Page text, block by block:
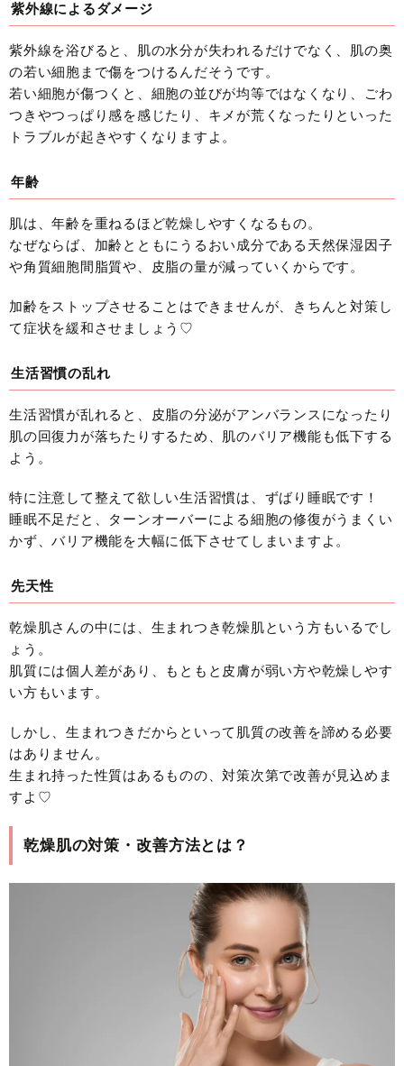
紫外線によるダメージ
紫外線を浴びると、肌の水分が失われるだけでなく、肌の奥
の若い細胞まで傷をつけるんだそうです。
若い細胞が傷つくと、細胞の並びが均等ではなくなり、ごわ
つきやつっぱり感を感じたり、キメが荒くなったりといった
トラブルが起きやすくなりますよ。
年齢
肌は、年齢を重ねるほど乾燥しやすくなるもの。
なぜならば、加齢とともにうるおい成分である天然保湿因子
や角質細胞間脂質や、皮脂の量が減っていくからです。
加齢をストップさせることはできませんが、きちんと対策し
て症状を緩和させましょう♡
生活習慣の乱れ
生活習慣が乱れると、皮脂の分泌がアンバランスになったり
肌の回復力が落ちたりするため、肌のバリア機能も低下する
よう。
特に注意して整えて欲しい生活習慣は、ずばり睡眠です！
睡眠不足だと、ターンオーバーによる細胞の修復がうまくい
かず、バリア機能を大幅に低下させてしまいますよ。
先天性
乾燥肌さんの中には、生まれつき乾燥肌という方もいるでし
ょう。
肌質には個人差があり、もともと皮膚が弱い方や乾燥しやす
い方もいます。
しかし、生まれつきだからといって肌質の改善を諦める必要
はありません。
生まれ持った性質はあるものの、対策次第で改善が見込めま
すよ♡
乾燥肌の対策・改善方法とは？